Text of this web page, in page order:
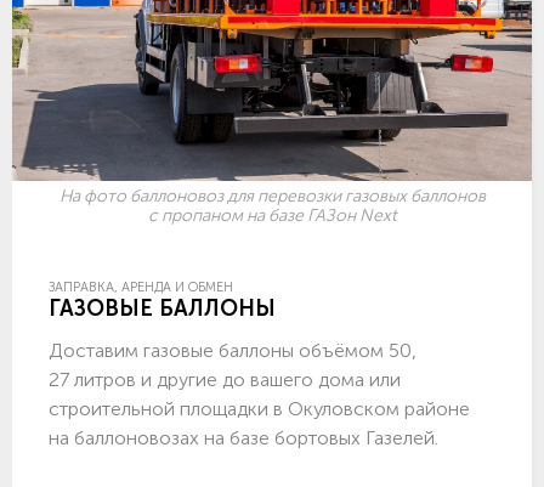
На фото баллоновоз для перевозки газовых баллонов
с пропаном на базе ГАЗон Next
ЗАПРАВКА, АРЕНДА И ОБМЕН
ГАЗОВЫЕ БАЛЛОНЫ
Доставим газовые баллоны объёмом 50,
27 литров и другие до вашего дома или
строительной площадки в Окуловском районе
на баллоновозах на базе бортовых Газелей.